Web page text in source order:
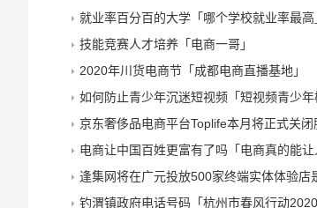
就业率百分百的大学「哪个学校就业率最高
技能竞赛人才培养「电商一哥」
2020年川货电商节「成都电商直播基地」
如何防止青少年沉迷短视频「短视频青少年
京东奢侈品电商平台Toplife本月将正式关闭
电商让中国百姓更富有了吗「电商真的能让
逢集网将在广元投放500家终端实体体验店
钓渭镇政府电话号码「杭州市春风行动2020